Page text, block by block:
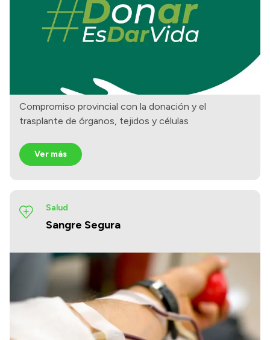
Compromiso provincial con la donación y el
trasplante de órganos, tejidos y células
Ver más
Sangre Segura
Salud